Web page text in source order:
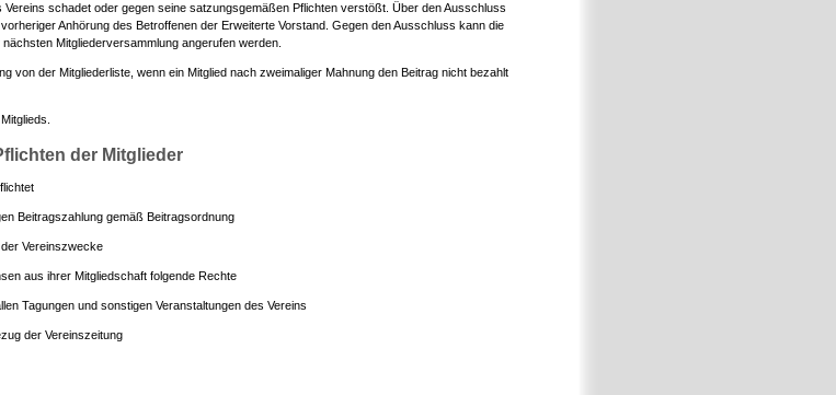
Vereins schadet oder gegen seine satzungsgemäßen Pflichten verstößt. Über den Ausschluss
Anhörung des Betroffenen der Erweiterte Vorstand. Gegen den Ausschluss kann die
Mitgliederversammlung angerufen werden.
von der Mitgliederliste, wenn ein Mitglied nach zweimaliger Mahnung den Beitrag nicht bezahlt
der Mitglieder
Beitragszahlung gemäß Beitragsordnung
Vereinszwecke
aus ihrer Mitgliedschaft folgende Rechte
Tagungen und sonstigen Veranstaltungen des Vereins
der Vereinszeitung